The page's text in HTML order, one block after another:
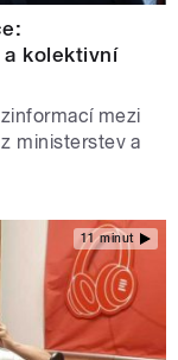
a kolektivní
mezi
ministerstev a
11 minut